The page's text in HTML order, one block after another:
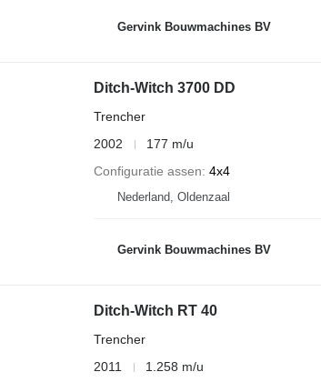
Gervink Bouwmachines BV
Ditch-Witch 3700 DD
Trencher
2002
177 m/u
Configuratie assen 4x4
Nederland, Oldenzaal
Gervink Bouwmachines BV
Ditch-Witch RT 40
Trencher
2011
1.258 m/u